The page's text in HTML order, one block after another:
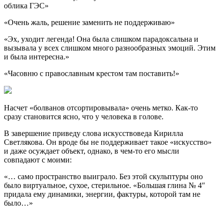
облика ГЭС»
«Очень жаль, решение заменить не поддерживаю»
«Эх, уходит легенда! Она была слишком парадоксальна и
вызывала у всех слишком много разнообразных эмоций. Этим
и была интересна.»
«Часовню с православным крестом там поставить!»
Насчет «болванов отсортировывала» очень метко. Как-то
сразу становится ясно, что у человека в голове.
В завершение приведу слова искусствоведа Кирилла
Светлякова. Он вроде бы не поддерживает такое «искусство»
и даже осуждает объект, однако, в чем-то его мысли
совпадают с моими:
«… само пространство выиграло. Без этой скульптуры оно
было виртуальное, сухое, стерильное. «Большая глина № 4″
придала ему динамики, энергии, фактуры, которой там не
было…»